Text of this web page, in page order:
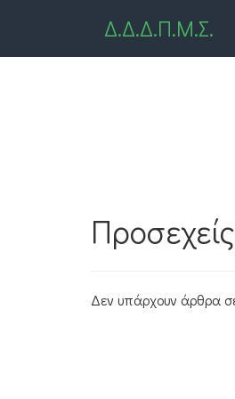
Δ.Δ.Δ.Π.Μ.Σ.
Δεν υπάρχουν άρθρα